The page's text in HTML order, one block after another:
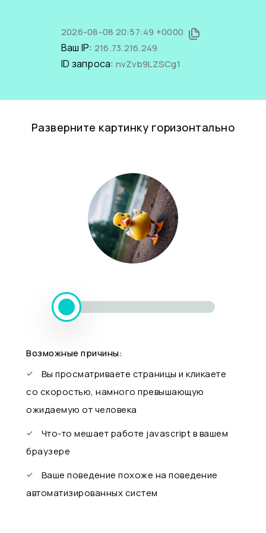
2026-08-08 20:57:49 +0000
Ваш IP: 216.73.216.249
ID запроса: nvZvb9LZSCg1
Разверните картинку горизонтально
Возможные причины:
Вы просматриваете страницы и кликаете
со скоростью, намного превышающую
ожидаемую от человека
Что-то мешает работе javascript в вашем
браузере
Ваше поведение похоже на поведение
автоматизированных систем